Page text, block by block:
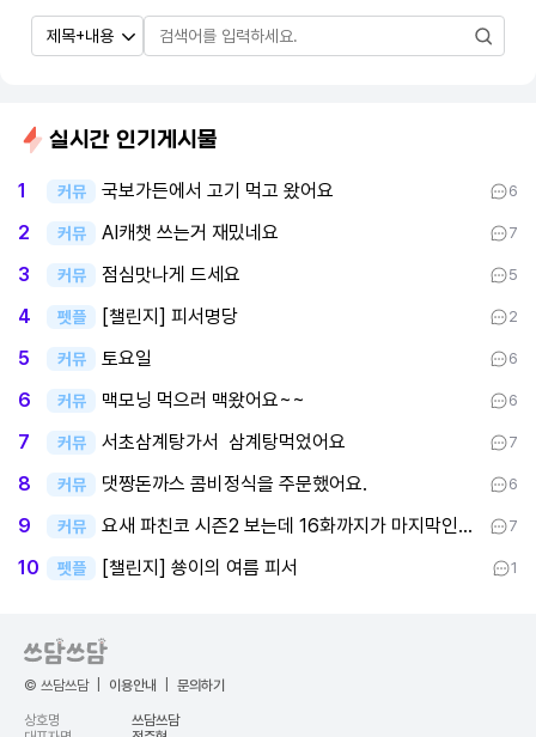
실시간 인기게시물
1 커뮤 국보가든에서 고기 먹고 왔어요 6
2 커뮤 AI캐챗 쓰는거 재밌네요 7
3 커뮤 점심맛나게 드세요 5
4 펫플 [챌린지] 피서명당 2
5 커뮤 토요일 6
6 커뮤 맥모닝 먹으러 맥왔어요~~ 6
7 커뮤 서초삼계탕가서 삼계탕먹었어요 7
8 커뮤 댓짱돈까스 콤비정식을 주문했어요. 6
9 커뮤 요새 파친코 시즌2 보는데 16화까지가 마지막인데 후반부까지 봤어요 7
10 펫플 [챌린지] 쑝이의 여름 피서 1
© 쓰담쓰담 이용안내 문의하기
상호명
쓰담쓰담